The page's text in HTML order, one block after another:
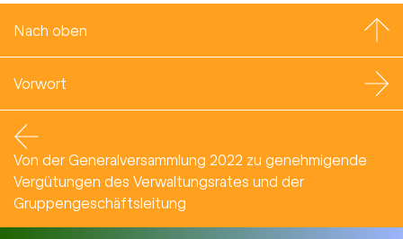
Nach oben
Vorwort
Von der Generalversammlung 2022 zu genehmigende
Vergütungen des Verwaltungsrates und der
Gruppengeschäftsleitung